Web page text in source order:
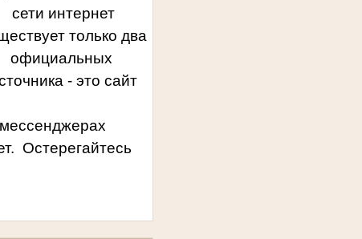
сети интернет
только два
официальных
- это сайт
Остерегайтесь